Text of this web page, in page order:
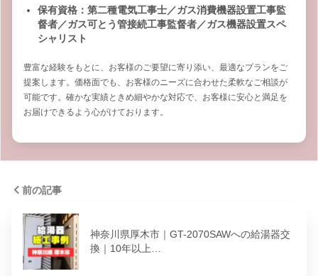
保有資格：第二種電気工事士／ガス消費機器設置工事監
督者／ガス可とう管接続工事監督者／ガス機器設置スペ
シャリスト
豊富な経験をもとに、お客様のご要望に寄り添い、最適なプランをご
提案します。価格面でも、お客様のニーズに合わせた柔軟なご相談が
可能です。確かな実績ときめ細やかな対応で、お客様に安心と満足を
お届けできるよう心がけております。
前の記事
神奈川県厚木市｜GT-2070SAWへの給湯器交
換｜10年以上…